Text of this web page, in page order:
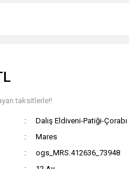
taksitlerle!!
Dalış Eldiveni-Patiği-Çorabı
Mares
ogs_MRS.412636_73948